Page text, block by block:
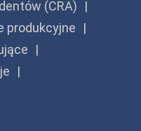
(CRA)
produkcyjne